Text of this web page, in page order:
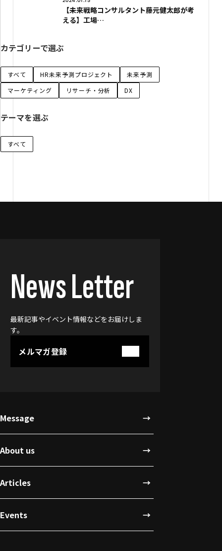
【未来戦略コンサルタント藤元健太郎が考
える】工場…
カテゴリーで選ぶ
すべて HR未来予測プロジェクト
未来予測
マーケティング
リサーチ・分析 DX
テーマを選ぶ
すべて
News Letter
最新記事やイベント情報などをお届けしま
す。
メルマガ登録
Message
About us
Articles
Events